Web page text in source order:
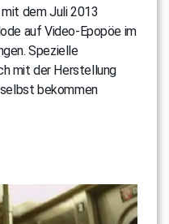
dem Juli 2013
auf Video-Epopöe im
Spezielle
mit der Herstellung
bekommen